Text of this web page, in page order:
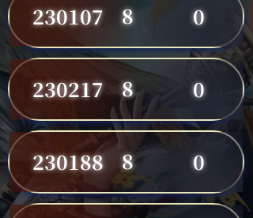
230107 8 0
230217 8 0
230188 8 0